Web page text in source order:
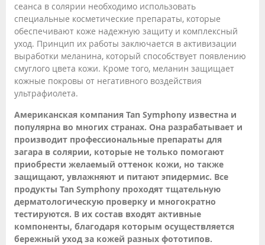
сеанса в солярии необходимо использовать
специальные косметические препараты, которые
обеспечивают коже надежную защиту и комплексный
уход. Принцип их работы заключается в активизации
выработки меланина, который способствует появлению
смуглого цвета кожи. Кроме того, меланин защищает
кожные покровы от негативного воздействия
ультрафиолета.
Американская компания Tan Symphony известна и
популярна во многих странах. Она разрабатывает и
производит профессиональные препараты для
загара в солярии, которые не только помогают
приобрести желаемый оттенок кожи, но также
защищают, увлажняют и питают эпидермис. Все
продукты Tan Symphony проходят тщательную
дерматологическую проверку и многократно
тестируются. В их состав входят активные
компоненты, благодаря которым осуществляется
бережный уход за кожей разных фототипов.